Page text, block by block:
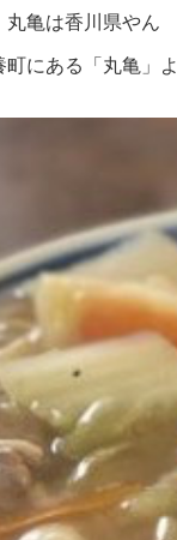
亀は香川県やん
にある「丸亀」よ